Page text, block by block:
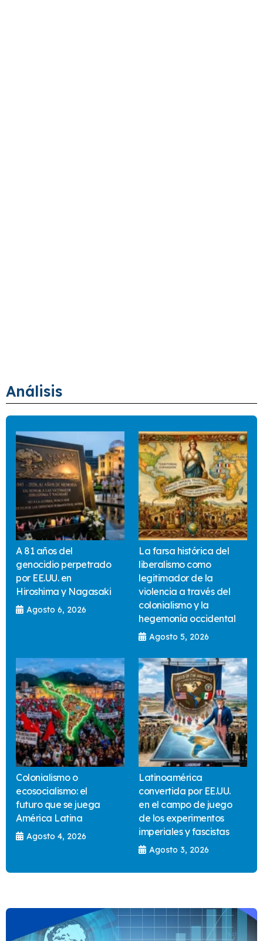
Análisis
A 81 años del
genocidio perpetrado
por EE.UU. en
Hiroshima y Nagasaki
Agosto 6, 2026
La farsa histórica del
liberalismo como
legitimador de la
violencia a través del
colonialismo y la
hegemonía occidental
Agosto 5, 2026
Colonialismo o
ecosocialismo: el
futuro que se juega
América Latina
Agosto 4, 2026
Latinoamérica
convertida por EE.UU.
en el campo de juego
de los experimentos
imperiales y fascistas
Agosto 3, 2026